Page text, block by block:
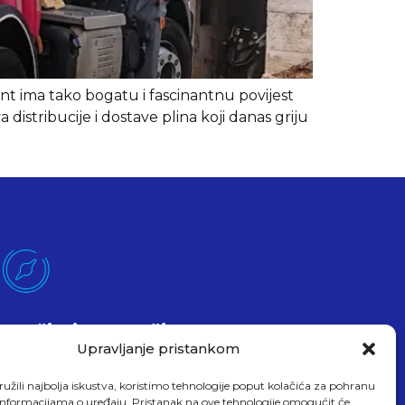
Upravljanje pristankom
najbolja iskustva, koristimo tehnologije poput kolačića za pohranu
o uređaju. Pristanak na ove tehnologije omogućit će
ima tako bogatu i fascinantnu povijest
distribucije i dostave plina koji danas griju
Pročitajte O Našim
Uslugama